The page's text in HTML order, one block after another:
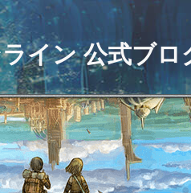
イン 公式ブロ